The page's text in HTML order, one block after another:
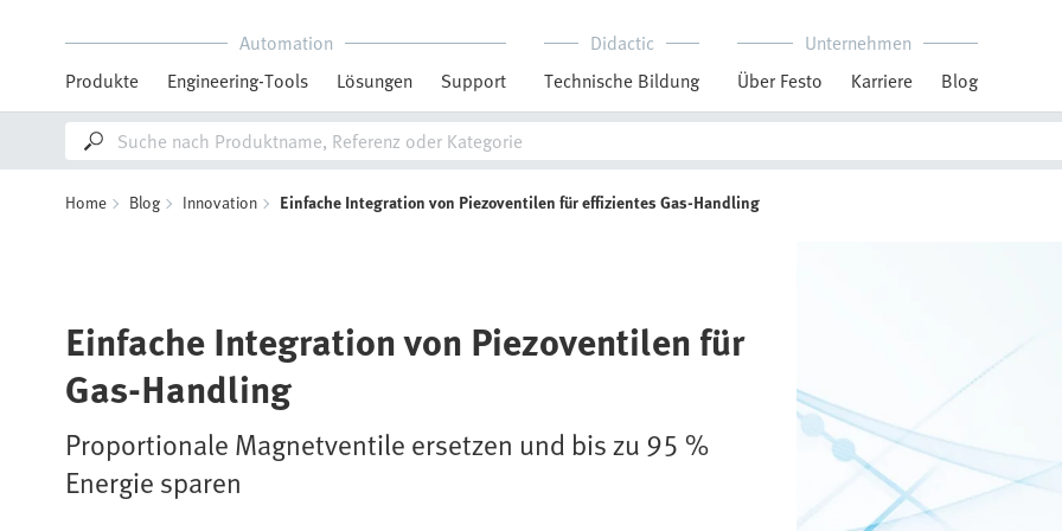
Automation
Produkte
Engineering-Tools Lösungen Support
Didactic
Technische Bildung
Unternehmen
Über Festo
Karriere Blog
Home Blog Innovation Einfache Integration von Piezoventilen für effizientes Gas-Handling
Einfache Integration von Piezoventilen für
Gas-Handling
Proportionale Magnetventile ersetzen und bis zu 95 %
Energie sparen